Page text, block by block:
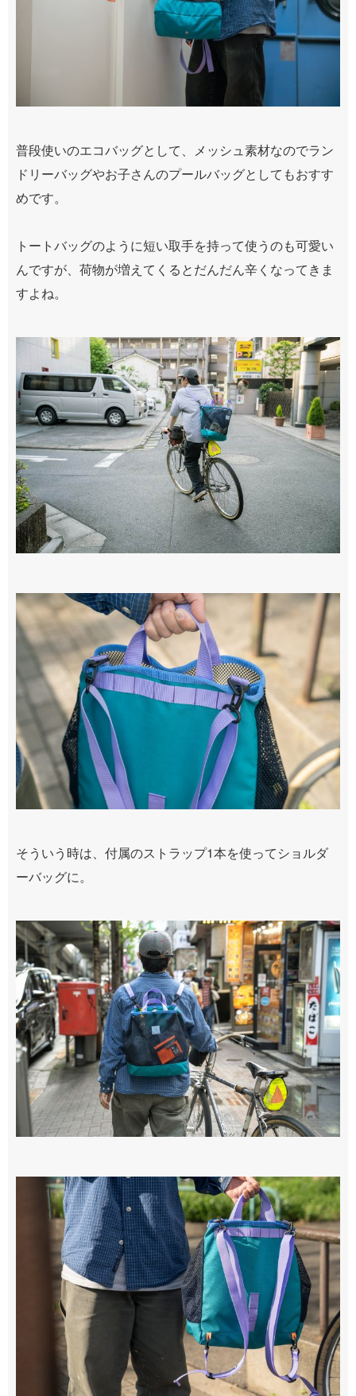
普段使いのエコバッグとして、メッシュ素材なのでラン
ドリーバッグやお子さんのプールバッグとしてもおすす
めです。
トートバッグのように短い取手を持って使うのも可愛い
んですが、荷物が増えてくるとだんだん辛くなってきま
すよね。
そういう時は、付属のストラップ1本を使ってショルダ
ーバッグに。